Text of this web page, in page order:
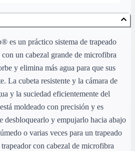
es un práctico sistema de trapeado
un cabezal grande de microfibra
y elimina más agua para que sus
La cubeta resistente y la cámara de
y la suciedad eficientemente del
moldeado con precisión y es
desbloquearlo y empujarlo hacia abajo
o varias veces para un trapeado
con cabezal de microfibra